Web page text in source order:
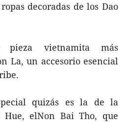
decoradas de los Dao
vietnamita más
La, un accesorio esencial
quizás es la de la
elNon Bai Tho, que